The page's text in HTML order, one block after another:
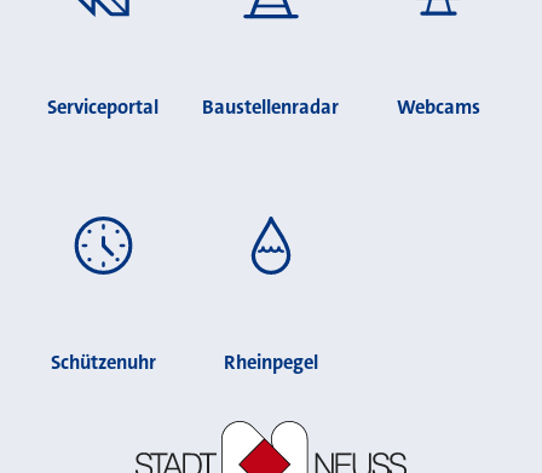
Serviceportal Baustellenradar Webcams
Schützenuhr Rheinpegel